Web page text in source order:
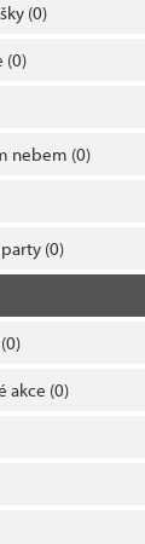
(0)
(0)
nebem (0)
(0)
(0)
akce (0)